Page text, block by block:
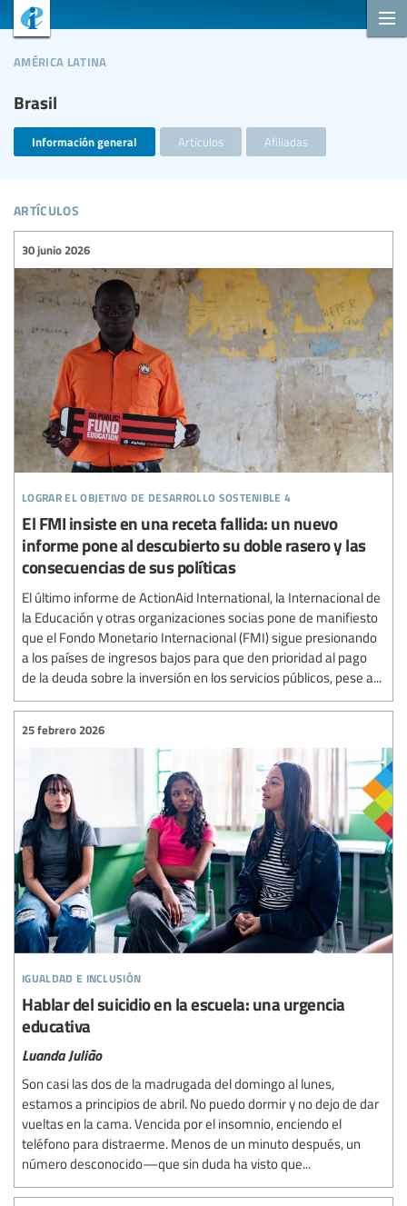
Brasil
américa latina
Información general Artículos Afiliadas
artículos
lograr el objetivo de desarrollo sostenible 4
30 junio 2026
El FMI insiste en una receta fallida: un nuevo
informe pone al descubierto su doble rasero y las
consecuencias de sus políticas
El último informe de ActionAid International, la Internacional de
la Educación y otras organizaciones socias pone de manifiesto
que el Fondo Monetario Internacional (FMI) sigue presionando
a los países de ingresos bajos para que den prioridad al pago
de la deuda sobre la inversión en los servicios públicos, pese a...
igualdad e inclusión
25 febrero 2026
Hablar del suicidio en la escuela: una urgencia
educativa
Luanda Julião
Son casi las dos de la madrugada del domingo al lunes,
estamos a principios de abril. No puedo dormir y no dejo de dar
vueltas en la cama. Vencida por el insomnio, enciendo el
teléfono para distraerme. Menos de un minuto después, un
número desconocido—que sin duda ha visto que...